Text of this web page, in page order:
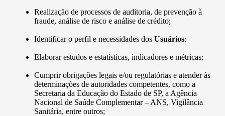
Realização de processos de auditoria, de prevenção à
fraude, análise de risco e análise de crédito;
Identificar o perfil e necessidades dos Usuários;
Elaborar estudos e estatísticas, indicadores e métricas;
Cumprir obrigações legais e/ou regulatórias e atender às
determinações de autoridades competentes, como a
Secretaria da Educação do Estado de SP, a Agência
Nacional de Saúde Complementar – ANS, Vigilância
Sanitária, entre outros;